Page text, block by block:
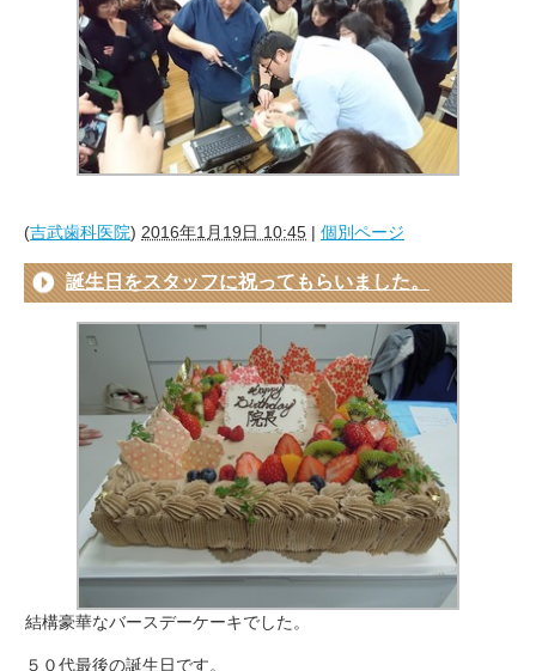
(吉武歯科医院) 2016年1月19日 10:45 | 個別ページ
誕生日をスタッフに祝ってもらいました。
結構豪華なバースデーケーキでした。
５０代最後の誕生日です。